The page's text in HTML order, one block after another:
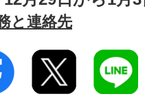
と連絡先